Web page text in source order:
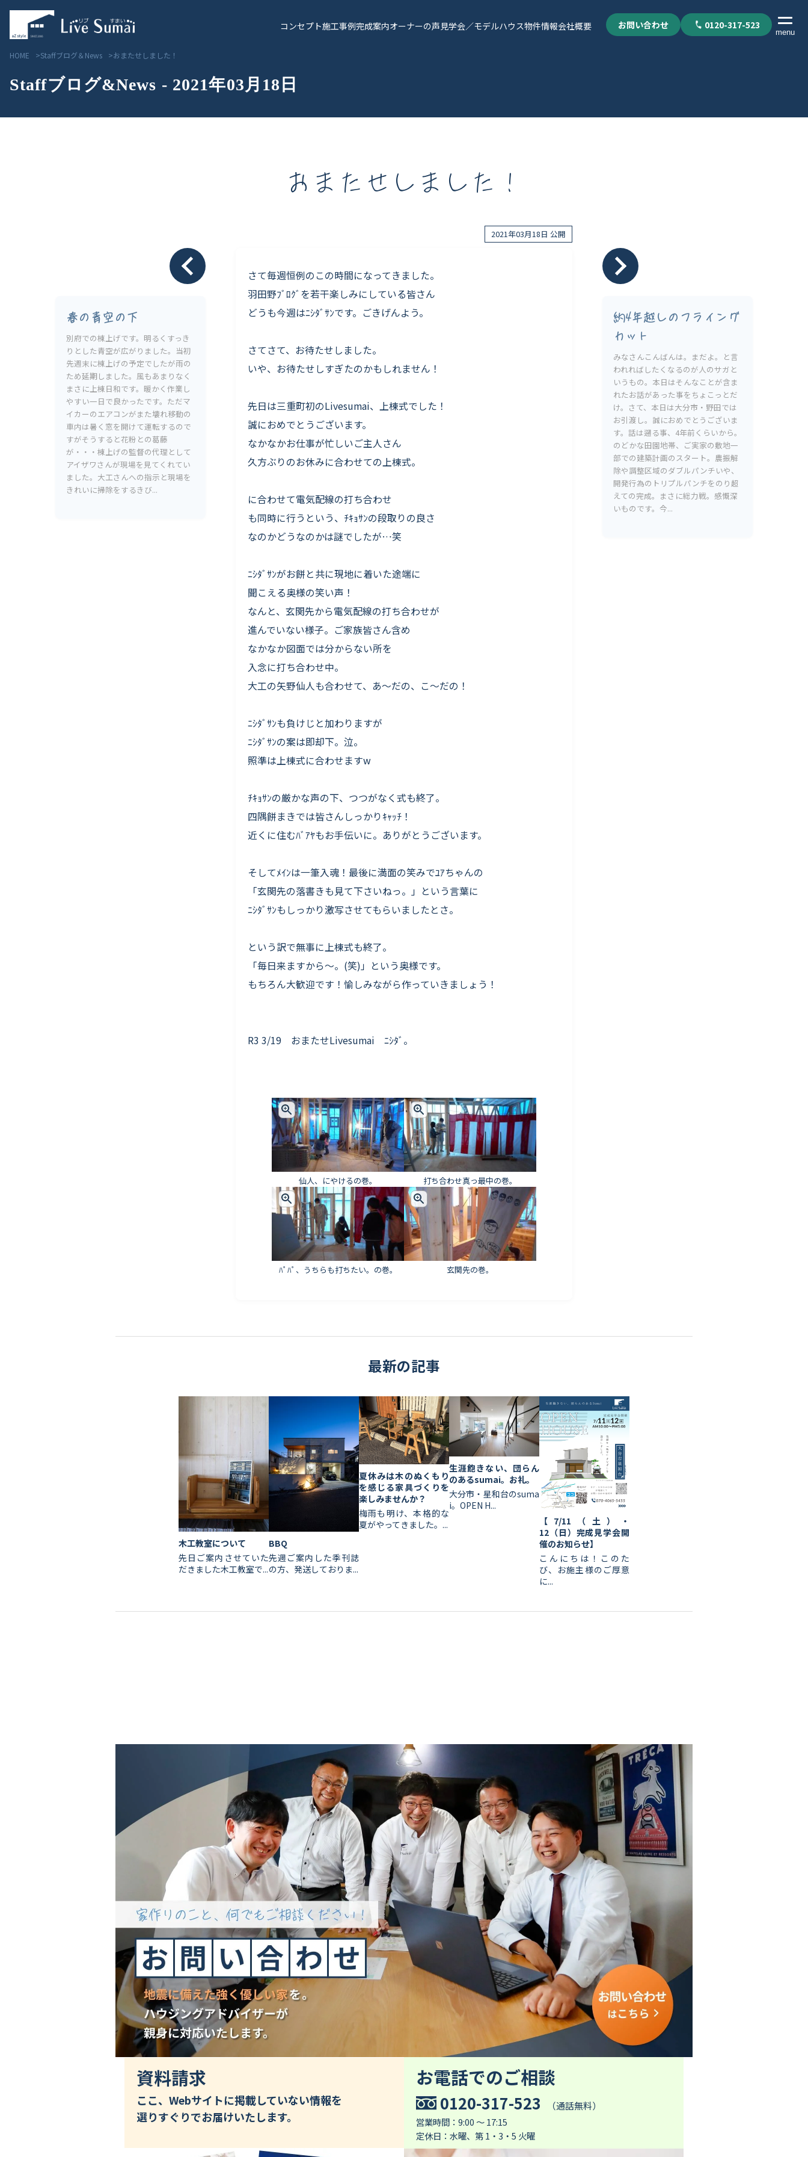
コンセプト施工事例完成案内オーナーの声見学会／モデルハウス物件情報会社概要 お問い合わせ 0120-317-523
menu
よくいただくご質問
お役立ちコラム
個人情報保護方針
HOME Staffブログ＆News おまたせしました！
Staffブログ&News - 2021年03月18日
おまたせしました！
2021年03月18日 公開
さて毎週恒例のこの時間になってきました。
羽田野ﾌﾞﾛｸﾞを若干楽しみにしている皆さん
どうも今週はﾆｼﾀﾞｻﾝです。ごきげんよう。
さてさて、お待たせしました。
いや、お待たせしすぎたのかもしれません！
先日は三重町初のLivesumai、上棟式でした！
誠におめでとうございます。
なかなかお仕事が忙しいご主人さん
久方ぶりのお休みに合わせての上棟式。
に合わせて電気配線の打ち合わせ
も同時に行うという、ﾁｷｮｻﾝの段取りの良さ
なのかどうなのかは謎でしたが…笑
ﾆｼﾀﾞｻﾝがお餅と共に現地に着いた途端に
聞こえる奥様の笑い声！
なんと、玄関先から電気配線の打ち合わせが
進んでいない様子。ご家族皆さん含め
なかなか図面では分からない所を
入念に打ち合わせ中。
大工の矢野仙人も合わせて、あ〜だの、こ〜だの！
ﾆｼﾀﾞｻﾝも負けじと加わりますが
ﾆｼﾀﾞｻﾝの案は即却下。泣。
照準は上棟式に合わせますw
ﾁｷｮｻﾝの厳かな声の下、つつがなく式も終了。
四隅餅まきでは皆さんしっかりｷｬｯﾁ！
近くに住むﾊﾞｱﾔもお手伝いに。ありがとうございます。
そしてﾒｲﾝは一筆入魂！最後に満面の笑みでﾕｱちゃんの
「玄関先の落書きも見て下さいねっ。」という言葉に
ﾆｼﾀﾞｻﾝもしっかり激写させてもらいましたとさ。
という訳で無事に上棟式も終了。
「毎日来ますから〜。(笑)」という奥様です。
もちろん大歓迎です！愉しみながら作っていきましょう！
R3 3/19 おまたせLivesumai ﾆｼﾀﾞ。
仙人、にやけるの巻。 打ち合わせ真っ最中の巻。
ﾊﾟﾊﾟ、うちらも打ちたい。の巻。 玄関先の巻。
春の青空の下
別府での棟上げです。明るくすっき
りとした青空が広がりました。当初
先週末に棟上げの予定でしたが雨の
ため延期しました。風もあまりなく
まさに上棟日和です。暖かく作業し
やすい一日で良かったです。ただマ
イカーのエアコンがまた壊れ移動の
車内は暑く窓を開けて運転するので
すがそうすると花粉との葛藤
が・・・棟上げの監督の代理として
アイザワさんが現場を見てくれてい
ました。大工さんへの指示と現場を
きれいに掃除をするきび...
約4年越しのフライング
カット
みなさんこんばんは。まだよ。と言
われればしたくなるのが人のサガと
いうもの。本日はそんなことが含ま
れたお話があった事をちょこっとだ
け。さて、本日は大分市・野田では
お引渡し。誠におめでとうございま
す。話は遡る事、4年前くらいから。
のどかな田園地帯、ご実家の敷地一
部での建築計画のスタート。農振解
除や調整区域のダブルパンチいや、
開発行為のトリプルパンチをのり超
えての完成。まさに総力戦。感慨深
いものです。今...
最新の記事
木工教室について
先日ご案内させていた
だきました木工教室で...
BBQ
先週ご案内した季刊誌
の方、発送しておりま...
夏休みは木のぬくもり
を感じる家具づくりを
楽しみませんか？
梅雨も明け、本格的な
夏がやってきました。...
生涯飽きない、団らん
のあるsumai。お礼。
大分市・星和台のsuma
i。OPEN H...
【7/11（土）・
12（日）完成見学会開
催のお知らせ】
こんにちは！このた
び、お施主様のご厚意
に...
資料請求
ここ、Webサイトに掲載していない情報を
選りすぐりでお届けいたします。
お電話でのご相談
0120-317-523
（通話無料）
営業時間：9:00 ～ 17:15
定休日：水曜、第 1・3・5 火曜